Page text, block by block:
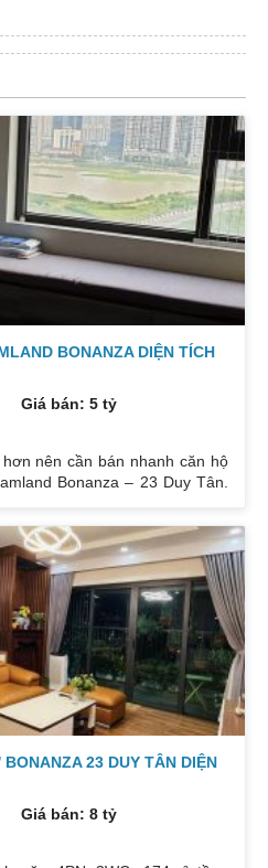
BONANZA DIỆN TÍCH
Giá bán: 5 tỷ
nên cần bán nhanh căn hộ
Bonanza – 23 Duy Tân.
ánh sáng tự nhiên. Hướng
cao view bát ngát thoáng
Giá bán: 5 tỷ có thương lượng
23 DUY TÂN DIỆN
Giá bán: 8 tỷ